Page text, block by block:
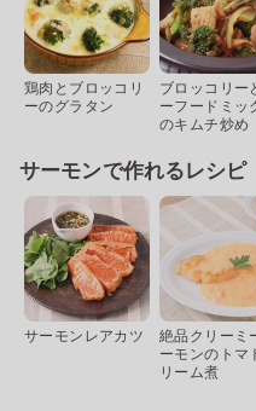
鶏肉とブロッコリ
ーのグラタン
ブロッコリー
ーフードミッ
のキムチ炒め
サーモンで作れるレシピ
サーモンレアカツ
絶品クリーミ
ーモンのトマ
リーム煮